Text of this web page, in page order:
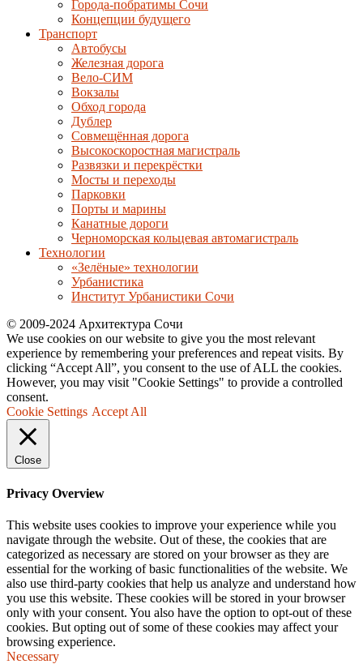
Города-побратимы Сочи
Концепции будущего
Транспорт
Автобусы
Железная дорога
Вело-СИМ
Вокзалы
Обход города
Дублер
Совмещённая дорога
Высокоскоростная магистраль
Развязки и перекрёстки
Мосты и переходы
Парковки
Порты и марины
Канатные дороги
Черноморская кольцевая автомагистраль
Технологии
«Зелёные» технологии
Урбанистика
Институт Урбанистики Сочи
© 2009-2024 Архитектура Сочи
We use cookies on our website to give you the most relevant
experience by remembering your preferences and repeat visits. By
clicking “Accept All”, you consent to the use of ALL the cookies.
However, you may visit "Cookie Settings" to provide a controlled
consent.
Cookie Settings Accept All
Close
Privacy Overview
This website uses cookies to improve your experience while you
navigate through the website. Out of these, the cookies that are
categorized as necessary are stored on your browser as they are
essential for the working of basic functionalities of the website. We
also use third-party cookies that help us analyze and understand how
you use this website. These cookies will be stored in your browser
only with your consent. You also have the option to opt-out of these
cookies. But opting out of some of these cookies may affect your
browsing experience.
Necessary